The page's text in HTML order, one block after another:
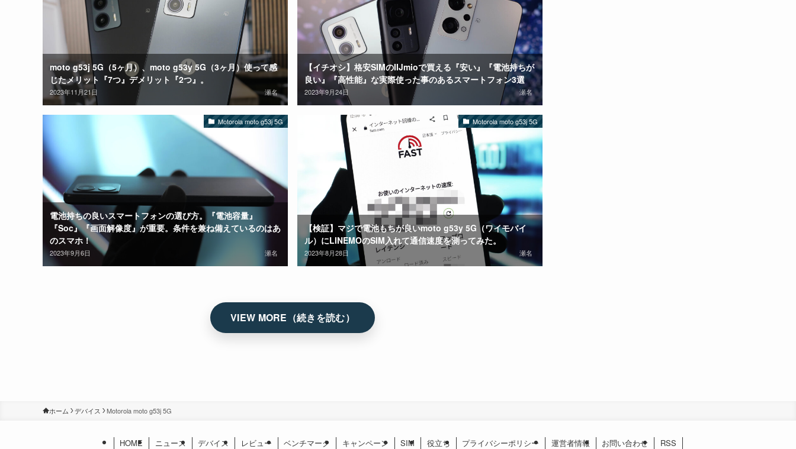
moto g53j 5G（5ヶ月）、moto g53y 5G（3ヶ月）使って感
じたメリット『7つ』デメリット『2つ』。
2023年11月21日 瀬名
【イチオシ】格安SIMのIIJmioで買える『安い』『電池持ちが
良い』『高性能』な実際使った事のあるスマートフォン3選
2023年9月24日 瀬名
Motorola moto g53j 5G
電池持ちの良いスマートフォンの選び方。『電池容量』
『Soc』『画面解像度』が重要。条件を兼ね備えているのはあ
のスマホ！
2023年9月6日 瀬名
Motorola moto g53j 5G
【検証】マジで電池もちが良いmoto g53y 5G（ワイモバイ
ル）にLINEMOのSIM入れて通信速度を測ってみた。
2023年8月28日 瀬名
ホーム デバイス Motorola moto g53j 5G
HOME ニュース デバイス レビュー ベンチマーク キャンペーン SIM 役立ち プライバシーポリシー 運営者情報 お問い合わせ RSS